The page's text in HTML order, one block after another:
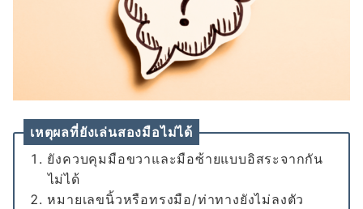
เหตุผลที่ยังเล่นสองมือไม่ได้
ยังควบคุมมือขวาและมือซ้ายแบบอิสระจากกัน
ไม่ได้
หมายเลขนิ้วหรือทรงมือ/ท่าทางยังไม่ลงตัว